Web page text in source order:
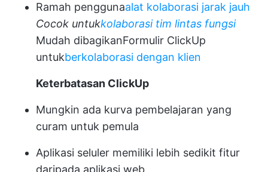
Ramah penggunaalat kolaborasi jarak jauh
Cocok untukkolaborasi tim lintas fungsi
Mudah dibagikanFormulir ClickUp
untukberkolaborasi dengan klien
Keterbatasan ClickUp
Mungkin ada kurva pembelajaran yang
curam untuk pemula
Aplikasi seluler memiliki lebih sedikit fitur
daripada aplikasi web